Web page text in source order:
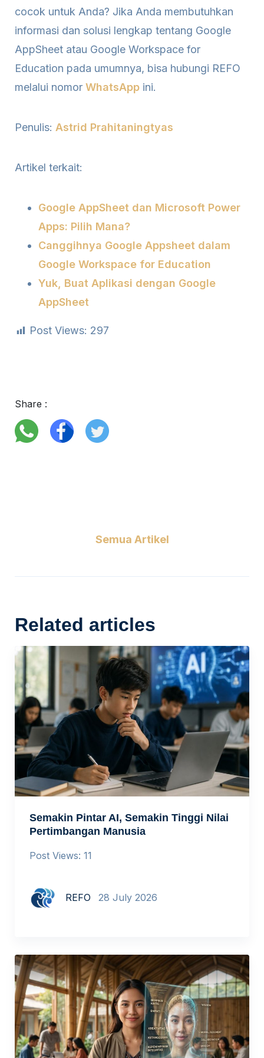
cocok untuk Anda? Jika Anda membutuhkan
informasi dan solusi lengkap tentang Google
AppSheet atau Google Workspace for
Education pada umumnya, bisa hubungi REFO
melalui nomor WhatsApp ini.
Penulis: Astrid Prahitaningtyas
Artikel terkait:
Google AppSheet dan Microsoft Power
Apps: Pilih Mana?
Canggihnya Google Appsheet dalam
Google Workspace for Education
Yuk, Buat Aplikasi dengan Google
AppSheet
Post Views: 297
Share :
Semua Artikel
Related articles
Semakin Pintar AI, Semakin Tinggi Nilai
Pertimbangan Manusia
Post Views: 11
REFO 28 July 2026